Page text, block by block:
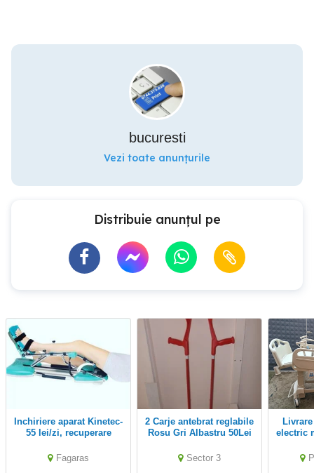
bucuresti
Vezi toate anunțurile
Distribuie anunțul pe
Inchiriere aparat Kinetec-
55 lei/zi, recuperare
Fagaras
2 Carje antebrat reglabile
Rosu Gri Albastru 50Lei
ALUMINIU dizabilitati
Sector 3
Livrare in tara- Pat ATI
electric
cu